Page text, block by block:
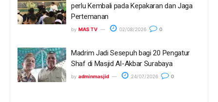
perlu Kembali pada Kepakaran dan Jaga
Pertemanan
by MAS TV 02/08/2026 0
Madrim Jadi Sesepuh bagi 20 Pengatur
Shaf di Masjid Al-Akbar Surabaya
by adminmasjid 24/07/2026 0